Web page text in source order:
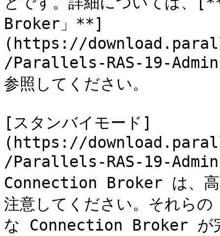
Broker」**]
(https://
/Parallels-RAS-19-
参照してください。
[スタンバイモード]
(https://
/Parallels-RAS-19-
Connection Broker は、高
注意してください。それら
な Connection Broker が完